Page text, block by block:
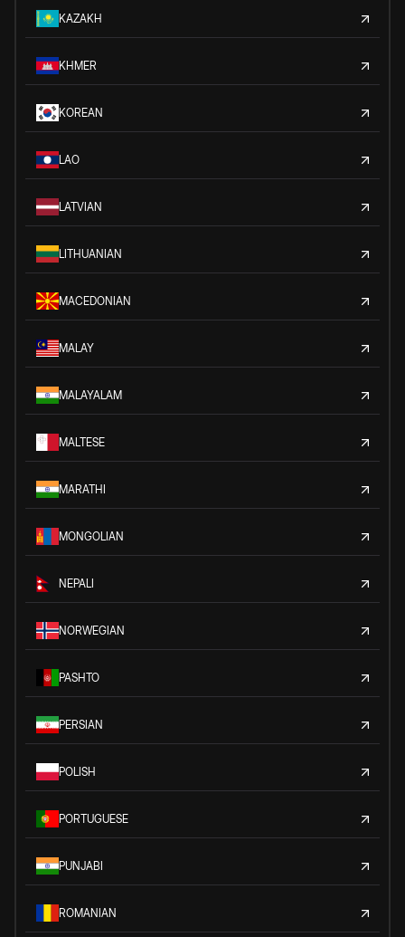
KAZAKH
KHMER
KOREAN
LAO
LATVIAN
LITHUANIAN
MACEDONIAN
MALAY
MALAYALAM
MALTESE
MARATHI
MONGOLIAN
NEPALI
NORWEGIAN
PASHTO
PERSIAN
POLISH
PORTUGUESE
PUNJABI
ROMANIAN